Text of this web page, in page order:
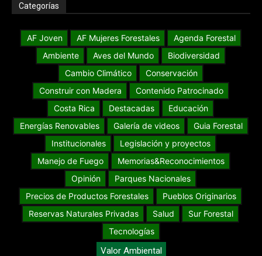
Categorías
AF Joven AF Mujeres Forestales
Agenda Forestal
Ambiente
Aves del Mundo
Biodiversidad
Cambio Climático
Conservación
Construir con Madera
Contenido Patrocinado
Costa Rica
Destacadas
Educación
Energías Renovables
Galería de videos
Guia Forestal
Institucionales
Legislación y proyectos
Manejo de Fuego
Memorias&Reconocimientos
Opinión
Parques Nacionales
Precios de Productos Forestales
Pueblos Originarios
Reservas Naturales Privadas
Salud
Sur Forestal
Tecnologías
Valor Ambiental